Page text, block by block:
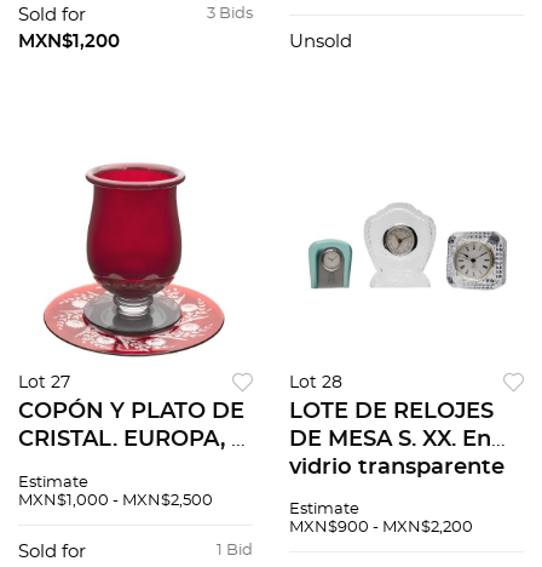
Decoración facetada
3 Bids
Sold for
MXN$1,200
facetada 2 pz
Unsold
Lot 27
COPÓN Y PLATO DE
CRISTAL. EUROPA, S.
Bohemia,
con motivos
Estimate
MXN$1,000 - MXN$2,500
1 Bid
Sold for
Lot 28
LOTE DE RELOJES
DE MESA S. XX. En
vidrio transparente
Modelos diferentes 3
Estimate
MXN$900 - MXN$2,200